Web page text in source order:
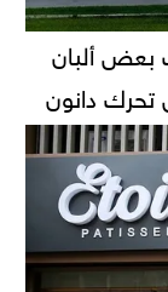
بعض ألبان
تحرك دانون